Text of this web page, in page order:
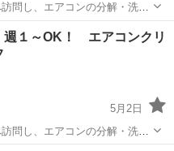
ルターの取り外し ・専用機材
クリーニングスタッフ
週１～OK！ エアコンクリ
5月2日